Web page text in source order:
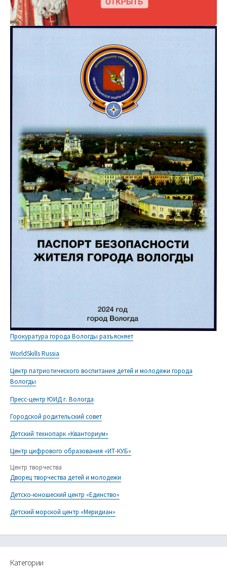
Прокуратура города Вологды разъясняет
WorldSkills Russia
Центр патриотического воспитания детей и молодежи города
Вологды
Пресс-центр ЮИД г. Вологда
Городской родительский совет
Детский технопарк «Кванториум»
Центр цифрового образования «ИТ-КУБ»
Центр творчества
Дворец творчества детей и молодежи
Детско-юношеский центр «Единство»
Детский морской центр «Меридиан»
Категории